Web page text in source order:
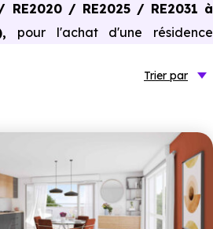
RE2020 / RE2025 / RE2031 à
, pour l'achat d'une résidence
énergétiques, pour un
Trier par